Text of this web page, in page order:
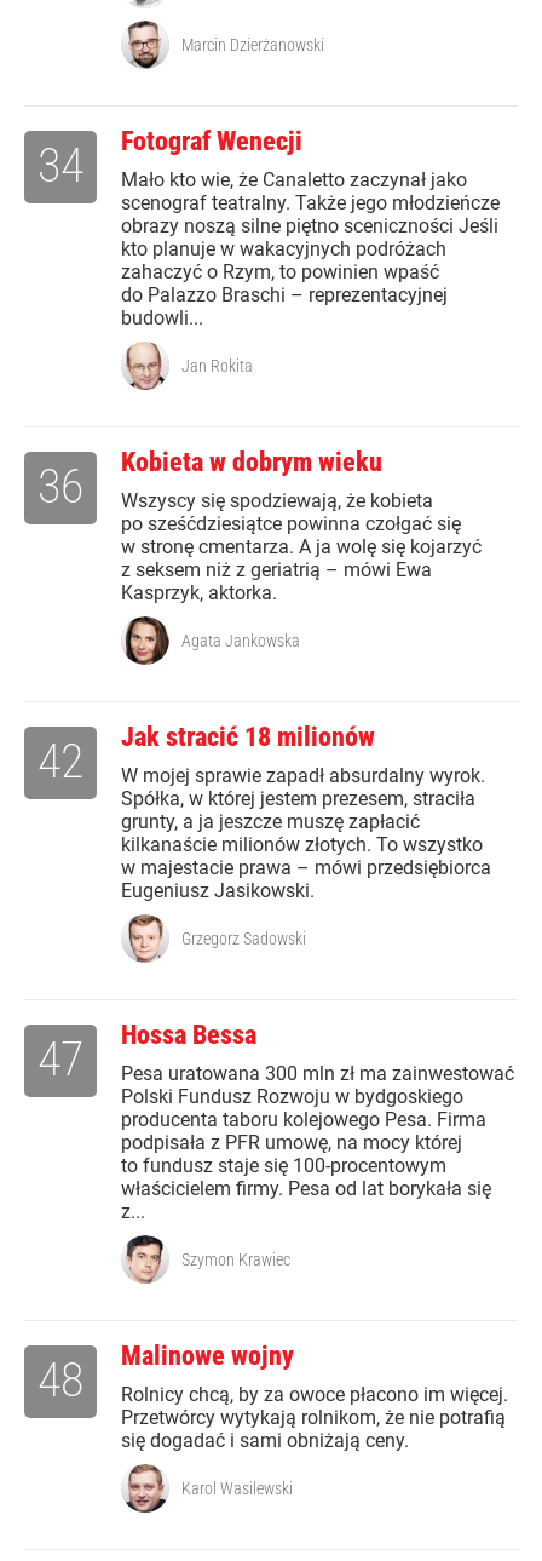
Marcin Dzierżanowski
Fotograf Wenecji
Mało kto wie, że Canaletto zaczynał jako
scenograf teatralny. Także jego młodzieńcze
obrazy noszą silne piętno sceniczności Jeśli
kto planuje w wakacyjnych podróżach
zahaczyć o Rzym, to powinien wpaść
do Palazzo Braschi – reprezentacyjnej
budowli...
34
Jan Rokita
Kobieta w dobrym wieku
Wszyscy się spodziewają, że kobieta
po sześćdziesiątce powinna czołgać się
w stronę cmentarza. A ja wolę się kojarzyć
z seksem niż z geriatrią – mówi Ewa
Kasprzyk, aktorka.
36
Agata Jankowska
Jak stracić 18 milionów
W mojej sprawie zapadł absurdalny wyrok.
Spółka, w której jestem prezesem, straciła
grunty, a ja jeszcze muszę zapłacić
kilkanaście milionów złotych. To wszystko
w majestacie prawa – mówi przedsiębiorca
Eugeniusz Jasikowski.
42
Grzegorz Sadowski
Hossa Bessa
Pesa uratowana 300 mln zł ma zainwestować
Polski Fundusz Rozwoju w bydgoskiego
producenta taboru kolejowego Pesa. Firma
podpisała z PFR umowę, na mocy której
to fundusz staje się 100-procentowym
właścicielem firmy. Pesa od lat borykała się
z...
47
Szymon Krawiec
Malinowe wojny
Rolnicy chcą, by za owoce płacono im więcej.
Przetwórcy wytykają rolnikom, że nie potrafią
się dogadać i sami obniżają ceny.
48
Karol Wasilewski